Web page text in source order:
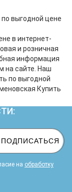
черного
выгодной цене
в интернет-
и розничная
информация
на сайте. Наш
по выгодной
Купить
ПОДПИСАТЬСЯ
на обработку